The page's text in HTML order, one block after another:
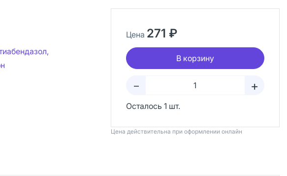
Цена 271 ₽
В корзину
– +
Осталось 1 шт.
Цена действительна при оформлении онлайн